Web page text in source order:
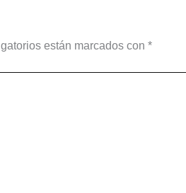
están marcados con *